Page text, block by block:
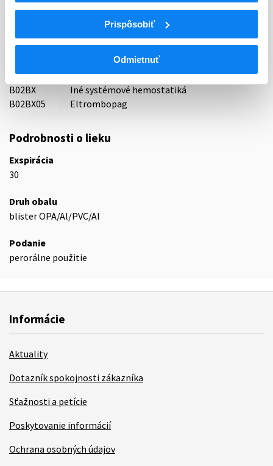
Prispôsobiť
Odmietnuť
16 - ANTICOAGULANTIA (FIBRINOLYTICA, ANTIFIBRINOL.)
KRV A KRVOTVORNÉ ORGÁNY
ANTIHEMORAGIKÁ (HEMOSTATIKÁ)
B02B
LOKÁLNE HEMOSTATIKÁ, KOMBINÁCIE
B02BX
Iné systémové hemostatiká
B02BX05
Eltrombopag
Podrobnosti o lieku
Exspirácia
30
Druh obalu
blister OPA/Al/PVC/Al
Podanie
perorálne použitie
Informácie
Aktuality
Dotazník spokojnosti zákazníka
Sťažnosti a petície
Poskytovanie informácií
Ochrana osobných údajov